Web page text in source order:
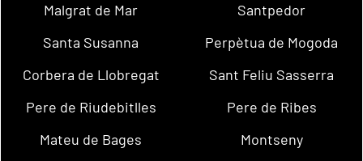
Malgrat de Mar
Santpedor
Santa Susanna
Perpètua de Mogoda
Corbera de Llobregat
Sant Feliu Sasserra
Pere de Riudebitlles
Pere de Ribes
Mateu de Bages
Montseny